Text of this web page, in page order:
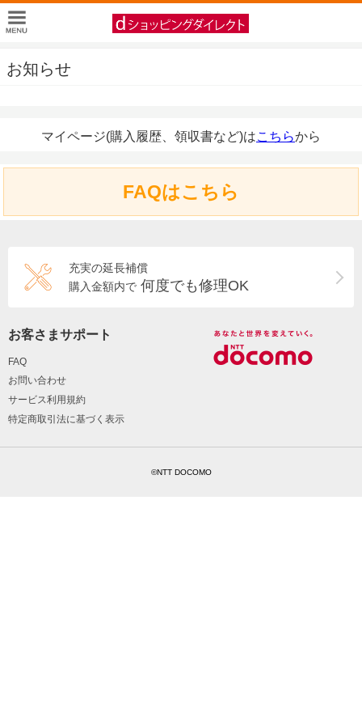
お知らせ
マイページ(購入履歴、領収書など)はこちらから
FAQはこちら
充実の延長補償
購入金額内で 何度でも修理OK
お客さまサポート
FAQ
お問い合わせ
サービス利用規約
特定商取引法に基づく表示
©NTT DOCOMO